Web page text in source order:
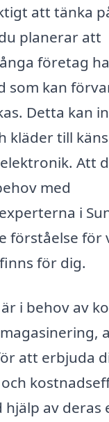
att tänka
planerar att
företag
som kan
Detta kan
kläder till
Att
med
i
förståelse för
för dig.
i behov av
att erbjuda
hjälp av deras